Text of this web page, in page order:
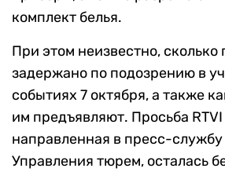
комплект белья.
При этом неизвестно, сколько
задержано по подозрению в
событиях 7 октября, а также
им предъявляют. Просьба
направленная в пресс-службу
Управления тюрем, осталась